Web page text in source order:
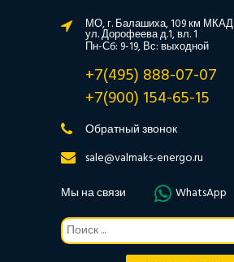
МО, г. Балашиха, 109 км МКАД
ул. Дорофеева д.1, вл. 1
Пн-Сб: 9-19, Вс: выходной
+7(495) 888-07-07
+7(900) 154-65-15
Обратный звонок
sale@valmaks-energo.ru
Мы на связи
WhatsApp